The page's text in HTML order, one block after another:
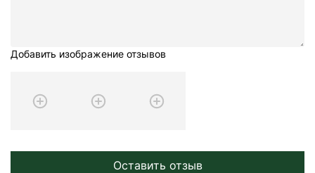
Добавить изображение отзывов
Оставить отзыв